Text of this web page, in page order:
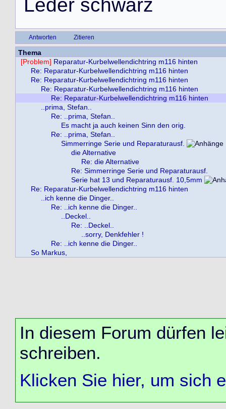
Leder schwarz
Antworten Zitieren
Thema
[Problem] Reparatur-Kurbelwellendichtring m116 hinten
Re: Reparatur-Kurbelwellendichtring m116 hinten
Re: Reparatur-Kurbelwellendichtring m116 hinten
Re: Reparatur-Kurbelwellendichtring m116 hinten
Re: Reparatur-Kurbelwellendichtring m116 hinten
..prima, Stefan..
Re: ..prima, Stefan..
Es macht ja auch keinen Sinn den orig.
Re: ..prima, Stefan..
Simmerringe Serie und Reparaturausf.
die Alternative
Re: die Alternative
Re: Simmerringe Serie und Reparaturausf.
Serie hat 13 und Reparaturausf. 10,5mm
Re: Reparatur-Kurbelwellendichtring m116 hinten
..ich kenne die Dinger..
Re: ..ich kenne die Dinger..
..Deckel..
Re: ..Deckel..
..sorry, Denkfehler !
Re: ..ich kenne die Dinger..
So Markus,
In diesem Forum dürfen
schreiben.
Klicken Sie hier, um sich